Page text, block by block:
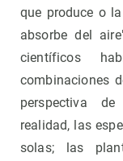
que produce o
absorbe del
científicos
combinaciones
perspectiva
realidad, las
solas; las